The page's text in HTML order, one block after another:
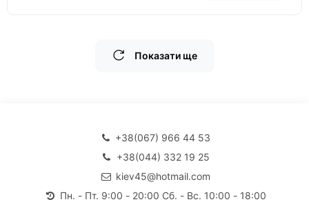
Показати ще
+38(067) 966 44 53
+38(044) 332 19 25
kiev45@hotmail.com
Пн. - Пт. 9:00 - 20:00 Сб. - Вс. 10:00 - 18:00